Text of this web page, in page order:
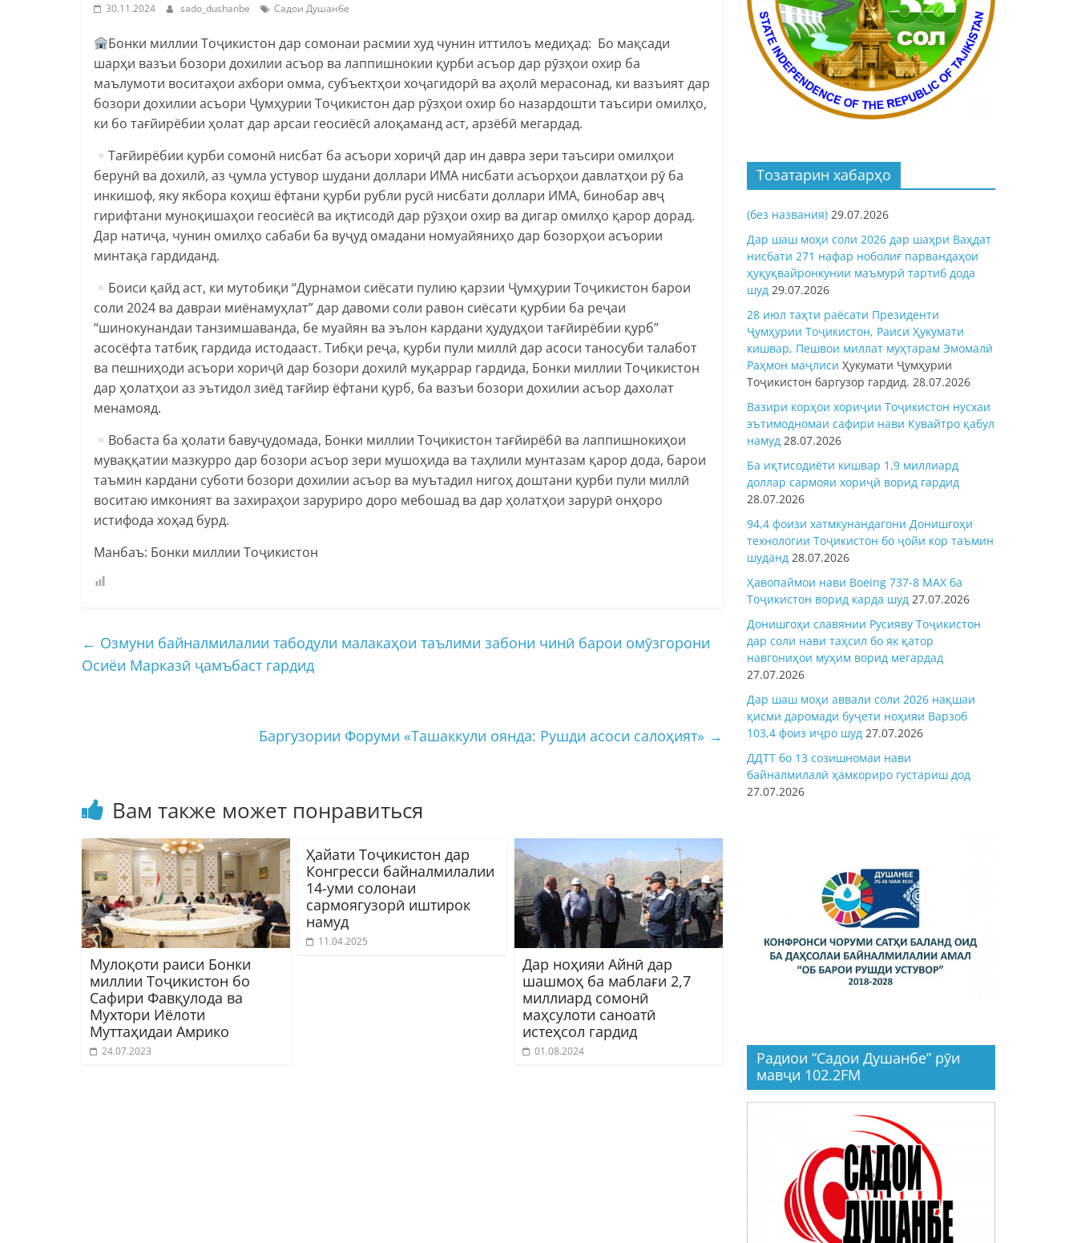
30.11.2024 sado_dushanbe Садои Душанбе
Бонки миллии Тоҷикистон дар сомонаи расмии худ чунин иттилоъ медиҳад: Бо мақсади
шарҳи вазъи бозори дохилии асъор ва лаппишнокии қурби асъор дар рӯзҳои охир ба
маълумоти воситаҳои ахбори омма, субъектҳои хоҷагидорӣ ва аҳолӣ мерасонад, ки вазъият дар
бозори дохилии асъори Ҷумҳурии Тоҷикистон дар рӯзҳои охир бо назардошти таъсири омилҳо,
ки бо тағйирёбии ҳолат дар арсаи геосиёсӣ алоқаманд аст, арзёбӣ мегардад.
Тағйирёбии қурби сомонӣ нисбат ба асъори хориҷӣ дар ин давра зери таъсири омилҳои
берунӣ ва дохилӣ, аз ҷумла устувор шудани доллари ИМА нисбати асъорҳои давлатҳои рӯ ба
инкишоф, яку якбора коҳиш ёфтани қурби рубли русӣ нисбати доллари ИМА, бинобар авҷ
гирифтани муноқишаҳои геосиёсӣ ва иқтисодӣ дар рӯзҳои охир ва дигар омилҳо қарор дорад.
Дар натиҷа, чунин омилҳо сабаби ба вуҷуд омадани номуайяниҳо дар бозорҳои асъории
минтақа гардиданд.
Боиси қайд аст, ки мутобиқи “Дурнамои сиёсати пулию қарзии Ҷумҳурии Тоҷикистон барои
соли 2024 ва давраи миёнамуҳлат” дар давоми соли равон сиёсати қурбии ба реҷаи
“шинокунандаи танзимшаванда, бе муайян ва эълон кардани ҳудудҳои тағйирёбии қурб”
асосёфта татбиқ гардида истодааст. Тибқи реҷа, қурби пули миллӣ дар асоси таносуби талабот
ва пешниҳоди асъори хориҷӣ дар бозори дохилӣ муқаррар гардида, Бонки миллии Тоҷикистон
дар ҳолатҳои аз эътидол зиёд тағйир ёфтани қурб, ба вазъи бозори дохилии асъор дахолат
менамояд.
Вобаста ба ҳолати бавуҷудомада, Бонки миллии Тоҷикистон тағйирёбӣ ва лаппишнокиҳои
муваққатии мазкурро дар бозори асъор зери мушоҳида ва таҳлили мунтазам қарор дода, барои
таъмин кардани суботи бозори дохилии асъор ва муътадил нигоҳ доштани қурби пули миллӣ
воситаю имконият ва захираҳои заруриро доро мебошад ва дар ҳолатҳои зарурӣ онҳоро
истифода хоҳад бурд.
Манбаъ: Бонки миллии Тоҷикистон
← Озмуни байналмилалии табодули малакаҳои таълими забони чинӣ барои омӯзгорони
Осиёи Марказӣ ҷамъбаст гардид
Баргузории Форуми «Ташаккули оянда: Рушди асоси салоҳият» →
Вам также может понравиться
Мулоқоти раиси Бонки
миллии Тоҷикистон бо
Сафири Фавқулода ва
Мухтори Иёлоти
Муттаҳидаи Амрико
24.07.2023
Ҳайати Тоҷикистон дар
Конгресси байналмилалии
14-уми солонаи
сармоягузорӣ иштирок
намуд
11.04.2025
Дар ноҳияи Айнӣ дар
шашмоҳ ба маблағи 2,7
миллиард сомонӣ
маҳсулоти саноатӣ
истеҳсол гардид
01.08.2024
Тозатарин хабарҳо
(без названия) 29.07.2026
Дар шаш моҳи соли 2026 дар шаҳри Ваҳдат
нисбати 271 нафар ноболиғ парвандаҳои
ҳуқуқвайронкунии маъмурӣ тартиб дода
шуд 29.07.2026
28 июл таҳти раёсати Президенти
Ҷумҳурии Тоҷикистон, Раиси Ҳукумати
кишвар, Пешвои миллат муҳтарам Эмомалӣ
Раҳмон маҷлиси Ҳукумати Ҷумҳурии
Тоҷикистон баргузор гардид. 28.07.2026
Вазири корҳои хориҷии Тоҷикистон нусхаи
эътимодномаи сафири нави Кувайтро қабул
намуд 28.07.2026
Ба иқтисодиёти кишвар 1,9 миллиард
доллар сармояи хориҷӣ ворид гардид
28.07.2026
94,4 фоизи хатмкунандагони Донишгоҳи
технологии Тоҷикистон бо ҷойи кор таъмин
шуданд 28.07.2026
Ҳавопаймои нави Boeing 737-8 MAX ба
Тоҷикистон ворид карда шуд 27.07.2026
Донишгоҳи славянии Русияву Тоҷикистон
дар соли нави таҳсил бо як қатор
навгониҳои муҳим ворид мегардад
27.07.2026
Дар шаш моҳи аввали соли 2026 нақшаи
қисми даромади буҷети ноҳияи Варзоб
103,4 фоиз иҷро шуд 27.07.2026
ДДТТ бо 13 созишномаи нави
байналмилалӣ ҳамкориро густариш дод
27.07.2026
Радиои “Садои Душанбе” рӯи
мавҷи 102.2FM